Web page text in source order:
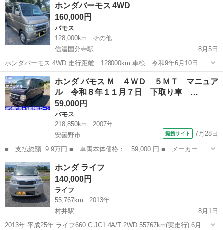
20km/L ●両側スライドドア ...
ホンダバーモス 4WD
160,000円
バモス
128,000km
その他
信濃国分寺駅
8月5日
ホンダバーモス 4WD 走行距離 128000km 車検 令和9年6月10日 ナ
ビ エンジン・エアコン等問題は無く調子は絶好調です。 調子は絶好
調。 綺麗な内装 禁煙 無事故 現車確認オッケー! 乗って帰るも可能で
す。
長野 上田市 信濃国分寺駅
ホンダ バモス Ｍ ４ＷＤ ５ＭＴ マニュア
ル 令和８年１１月７日 下取り車 …
59,000円
バモス
218,850km
2007年
安曇野市
提携サイト 7月28日
■ 支払総額: 9.9万円 ■ 車両本体価格： 59,000 円 ■ メーカー
名： ホンダ ■ 車種名： バモス ■ グレード名： Ｍ ４ＷＤ
５ＭＴ マニュアル 令和８年１１月７日 下取り車 ローン クレ
ジット ■ 排気...
長野 安曇野市 バモス
ホンダ ライフ
140,000円
ライフ
55,767km
2013年
村井駅
8月1日
2013年 平成25年 ライフ660 C JC1 4A/T 2WD 55767km(実走行) 6月で